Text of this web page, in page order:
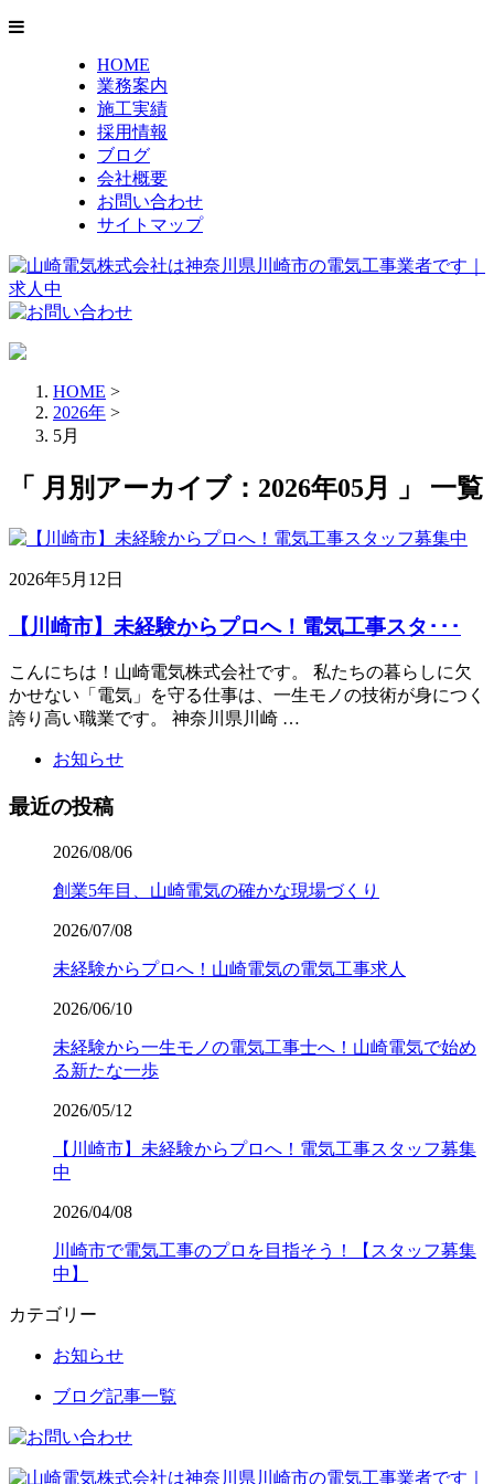
HOME
業務案内
施工実績
採用情報
ブログ
会社概要
お問い合わせ
サイトマップ
HOME >
2026年 >
5月
「 月別アーカイブ：2026年05月 」 一覧
2026年5月12日
【川崎市】未経験からプロへ！電気工事スタ･･･
こんにちは！山崎電気株式会社です。 私たちの暮らしに欠
かせない「電気」を守る仕事は、一生モノの技術が身につく
誇り高い職業です。 神奈川県川崎 …
お知らせ
最近の投稿
2026/08/06
創業5年目、山崎電気の確かな現場づくり
2026/07/08
未経験からプロへ！山崎電気の電気工事求人
2026/06/10
未経験から一生モノの電気工事士へ！山崎電気で始め
る新たな一歩
2026/05/12
【川崎市】未経験からプロへ！電気工事スタッフ募集
中
2026/04/08
川崎市で電気工事のプロを目指そう！【スタッフ募集
中】
カテゴリー
お知らせ
ブログ記事一覧